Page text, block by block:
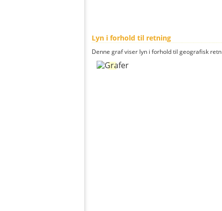
Lyn i forhold til retning
Denne graf viser lyn i forhold til geografisk